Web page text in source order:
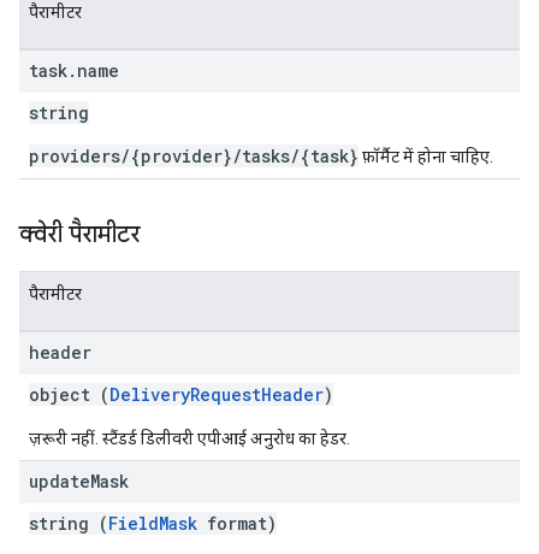
पैरामीटर
task. name
string
providers/{provider}/tasks/{task} फ़ॉर्मैट में होना चाहिए.
क्वेरी पैरामीटर
पैरामीटर
header
object (DeliveryRequestHeader)
ज़रूरी नहीं. स्टैंडर्ड डिलीवरी एपीआई अनुरोध का हेडर.
updateMask
string (FieldMask format)